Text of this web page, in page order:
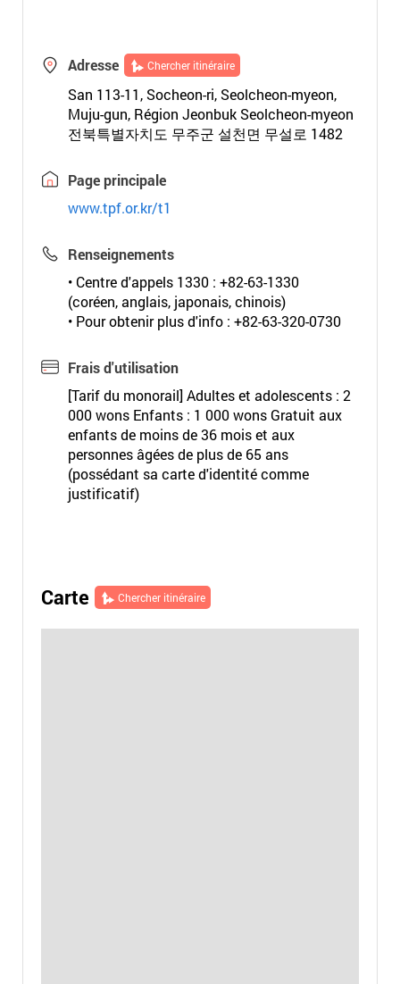
Adresse Chercher itinéraire
San 113-11, Socheon-ri, Seolcheon-myeon,
Muju-gun, Région Jeonbuk Seolcheon-myeon
전북특별자치도 무주군 설천면 무설로 1482
Page principale
www.tpf.or.kr/t1
Renseignements
• Centre d'appels 1330 : +82-63-1330
(coréen, anglais, japonais, chinois)
• Pour obtenir plus d'info : +82-63-320-0730
Frais d'utilisation
[Tarif du monorail] Adultes et adolescents : 2
000 wons Enfants : 1 000 wons Gratuit aux
enfants de moins de 36 mois et aux
personnes âgées de plus de 65 ans
(possédant sa carte d'identité comme
justificatif)
Carte Chercher itinéraire